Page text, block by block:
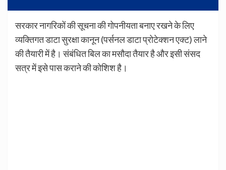
सरकार नागरिकों की सूचना की गोपनीयता बनाए रखने के लिए
व्यक्तिगत डाटा सुरक्षा कानून (पर्सनल डाटा प्रोटेक्शन एक्ट) लाने
की तैयारी में है। संबंधित बिल का मसौदा तैयार है और इसी संसद
सत्र में इसे पास कराने की कोशिश है।